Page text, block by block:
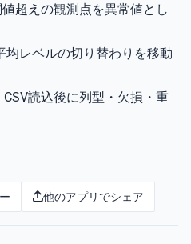
超えの観測点を異常値とし
均レベルの切り替わりを移動
読込後に列型・欠損・重
他のアプリでシェア